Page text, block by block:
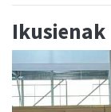
Ikusienak